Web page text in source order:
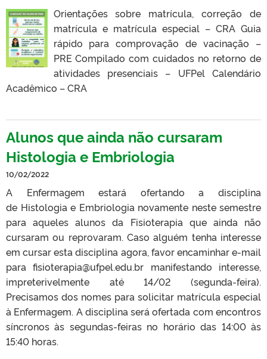
Orientações sobre matrícula, correção de
matrícula e matrícula especial – CRA Guia
rápido para comprovação de vacinação –
PRE Compilado com cuidados no retorno de
atividades presenciais – UFPel Calendário
Acadêmico – CRA
Alunos que ainda não cursaram
Histologia e Embriologia
10/02/2022
A Enfermagem estará ofertando a disciplina
de Histologia e Embriologia novamente neste semestre
para aqueles alunos da Fisioterapia que ainda não
cursaram ou reprovaram. Caso alguém tenha interesse
em cursar esta disciplina agora, favor encaminhar e-mail
para fisioterapia@ufpel.edu.br manifestando interesse,
impreterivelmente até 14/02 (segunda-feira).
Precisamos dos nomes para solicitar matrícula especial
à Enfermagem. A disciplina será ofertada com encontros
síncronos às segundas-feiras no horário das 14:00 às
15:40 horas.